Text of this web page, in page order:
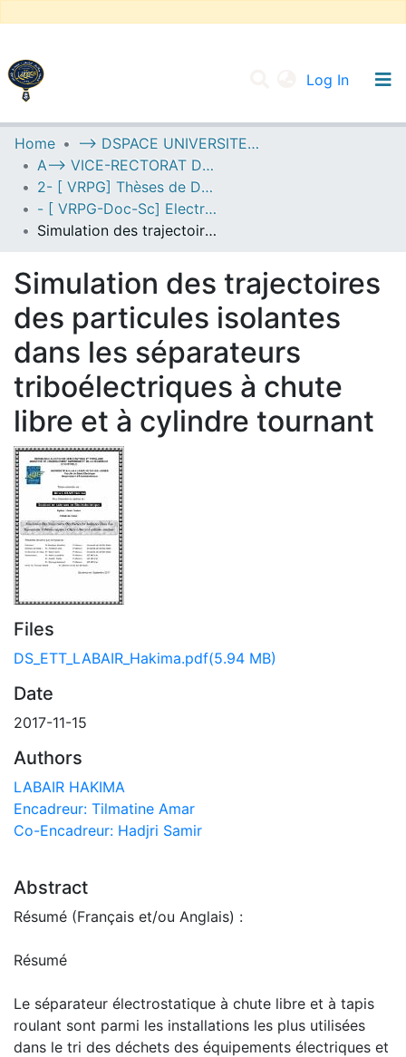
Log In
UNIVERSITY OF D.L SIDI BEL ABBES
Communities & Collections
All of DSpace
Statistics
Home
--> DSPACE UNIVERSITE DJILALLI LIABES DE SIDI BEL ABBES
A--> VICE-RECTORAT DE LA POST-GRADUATION
2- [ VRPG] Thèses de Doctorat en Sciences
- [ VRPG-Doc-Sc] Electrotechnique --- كهروتقني
Simulation des trajectoires des particules isolantes dans les séparateurs triboélectriques à chute libre et à cylindre tournant
Simulation des trajectoires
des particules isolantes
dans les séparateurs
triboélectriques à chute
libre et à cylindre tournant
Files
DS_ETT_LABAIR_Hakima.pdf(5.94 MB)
Date
2017-11-15
Authors
LABAIR HAKIMA
Encadreur: Tilmatine Amar
Co-Encadreur: Hadjri Samir
Abstract
Résumé (Français et/ou Anglais) :
Résumé
Le séparateur électrostatique à chute libre et à tapis
roulant sont parmi les installations les plus utilisées
dans le tri des déchets des équipements électriques et